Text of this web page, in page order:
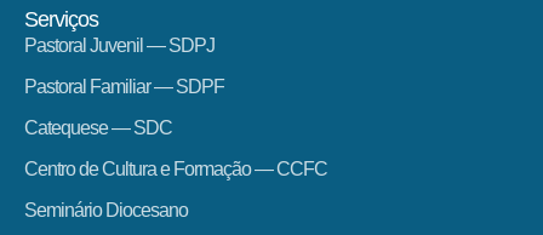
Serviços
Pastoral Juvenil — SDPJ
Pastoral Familiar — SDPF
Catequese — SDC
Centro de Cultura e Formação — CCFC
Seminário Diocesano